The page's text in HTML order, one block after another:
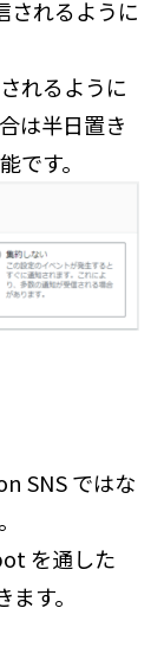
されるように
れるように
は半日置き
です。
SNS ではな
を通した
す。